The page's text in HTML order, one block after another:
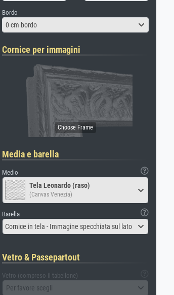
Bordo
0 cm bordo
Cornice per immagini
Media e barella
Medio
Tela Leonardo (raso)
(Canvas Venezia)
Barella
Cornice in tela - Immagine specchiata sul lato
Vetro & Passepartout
Vetro (compreso il tabellone)
Per favore scegli